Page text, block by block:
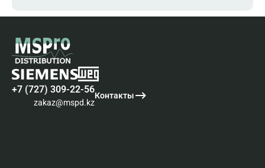
+7 (727) 309-22-56
zakaz@mspd.kz
Контакты